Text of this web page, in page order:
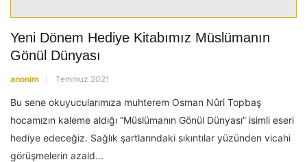
Yeni Dönem Hediye Kitabımız Müslümanın
Gönül Dünyası
anonim Temmuz 2021
Bu sene okuyucularımıza muhterem Osman Nûri Topbaş
hocamızın kaleme aldığı “Müslümanın Gönül Dünyası” isimli eseri
hediye edeceğiz. Sağlık şartlarındaki sıkıntılar yüzünden vicahi
görüşmelerin azald...